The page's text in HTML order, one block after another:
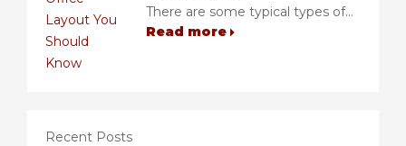
There are some typical types of...
Read more
Recent Posts